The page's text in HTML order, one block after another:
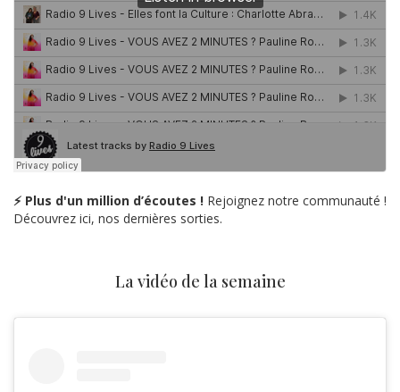
⚡ Plus d'un million d’écoutes ! Rejoignez notre communauté !
Découvrez ici, nos dernières sorties.
La vidéo de la semaine